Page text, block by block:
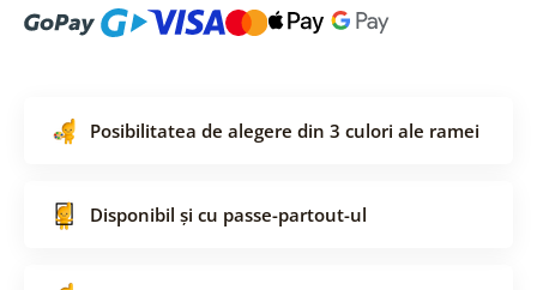
Posibilitatea de alegere din 3 culori ale ramei
Disponibil și cu passe-partout-ul